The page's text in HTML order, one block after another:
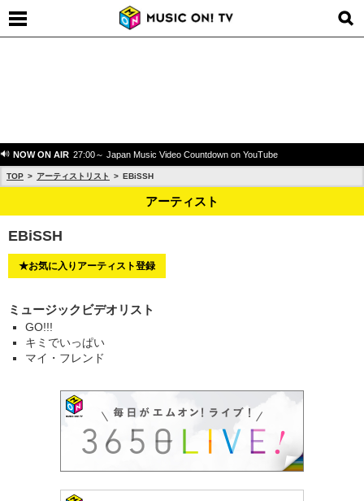
NOW ON AIR 27:00～ Japan Music Video Countdown on YouTube
TOP アーティストリスト EBiSSH
アーティスト
EBiSSH
★お気に入りアーティスト登録
ミュージックビデオリスト
GO!!!
キミでいっぱい
マイ・フレンド